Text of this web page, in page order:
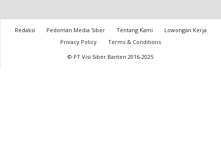
Redaksi Pedoman Media Siber Tentang Kami
Lowongan Kerja
Privacy Policy
Terms & Conditions
© PT Visi Siber Banten 2016-2025